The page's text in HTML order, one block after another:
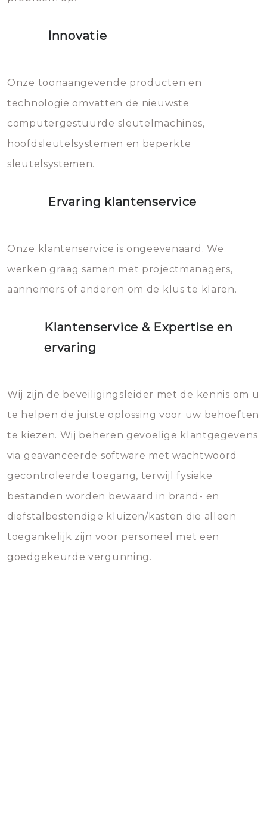
geheel vervangen moet worden.
mee, die u gemakkelijk kunt
vermijden.
Innovatie
Onze toonaangevende producten en
technologie omvatten de nieuwste
computergestuurde sleutelmachines,
hoofdsleutelsystemen en beperkte
sleutelsystemen.
Ervaring klantenservice
Onze klantenservice is ongeëvenaard. We
werken graag samen met projectmanagers,
aannemers of anderen om de klus te klaren.
Klantenservice & Expertise en
ervaring
Wij zijn de beveiligingsleider met de kennis om u
te helpen de juiste oplossing voor uw behoeften
te kiezen. Wij beheren gevoelige klantgegevens
via geavanceerde software met wachtwoord
gecontroleerde toegang, terwijl fysieke
bestanden worden bewaard in brand- en
diefstalbestendige kluizen/kasten die alleen
toegankelijk zijn voor personeel met een
goedgekeurde vergunning.